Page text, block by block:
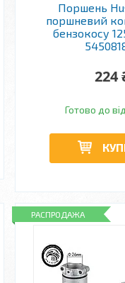
Поршень
поршневий
бензокосу
224
Готово до
РАСПРОДАЖА